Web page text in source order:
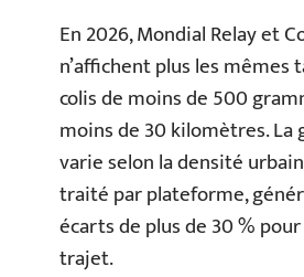
En 2026, Mondial Relay et
n’affichent plus les mêmes
colis de moins de 500
moins de 30 kilomètres. La
varie selon la densité
traité par plateforme,
écarts de plus de 30 %
trajet.